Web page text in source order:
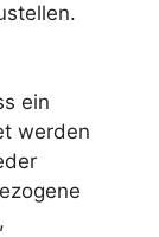
ein
werden